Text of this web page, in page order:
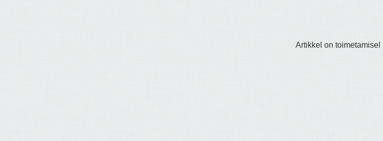
Artikkel on toimetamisel